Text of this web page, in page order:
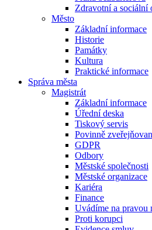
Zdravotní a sociální
Město
Základní informace
Historie
Památky
Kultura
Praktické informace
Správa města
Magistrát
Základní informace
Úřední deska
Tiskový servis
Povinně
GDPR
Odbory
Městské společnosti
Městské organizace
Kariéra
Finance
Uvádíme na pravou
Proti korupci